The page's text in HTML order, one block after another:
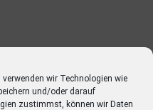
wir Technologien wie
und/oder darauf
zustimmst, können wir Daten